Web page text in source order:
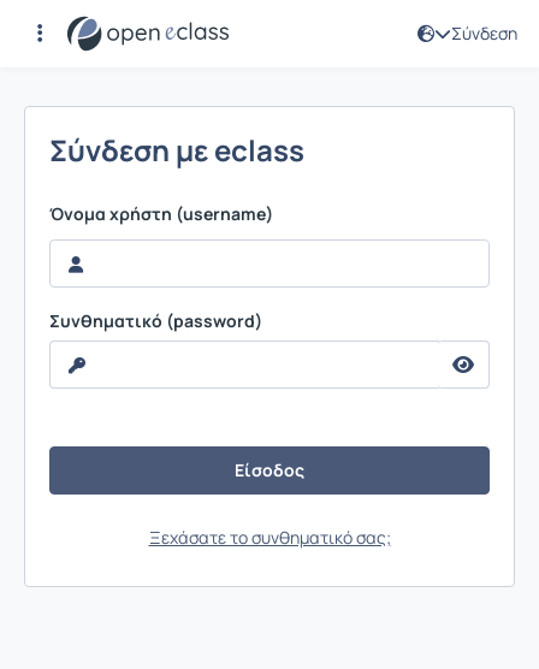
Σύνδεση
Σύνδεση
Σύνδεση με eclass
Όνομα χρήστη (username)
Συνθηματικό (password)
Ξεχάσατε το συνθηματικό σας;